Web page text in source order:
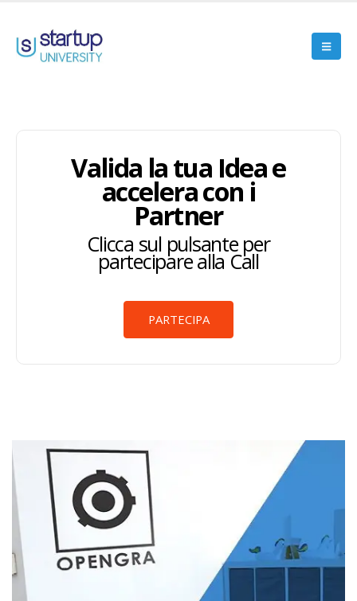
Valida la tua Idea e
accelera con i
Partner
Clicca sul pulsante per
partecipare alla Call
PARTECIPA